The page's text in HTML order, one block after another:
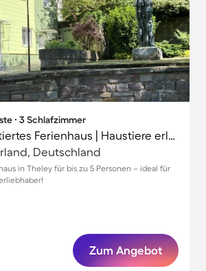
∙ 3 Schlafzimmer
Familienorientiertes Ferienhaus | Haustiere erlaubt
Deutschland
in Theley für bis zu 5 Personen – ideal für
Zum Angebot